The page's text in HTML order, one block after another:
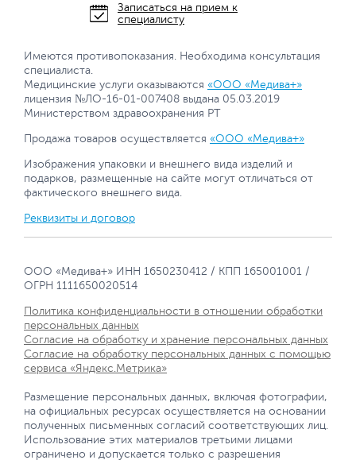
Записаться на прием к
специалисту
Имеются противопоказания. Необходима консультация
специалиста.
Медицинские услуги оказываются «ООО «Медива+»
лицензия №ЛО-16-01-007408 выдана 05.03.2019
Министерством здравоохранения РТ
Продажа товаров осуществляется «ООО «Медива+»
Изображения упаковки и внешнего вида изделий и
подарков, размещенные на сайте могут отличаться от
фактического внешнего вида.
Реквизиты и договор
ООО «Медива+» ИНН 1650230412 / КПП 165001001 /
ОГРН 1111650020514
Политика конфиденциальности в отношении обработки
персональных данных
Согласие на обработку и хранение персональных данных
Согласие на обработку персональных данных с помощью
сервиса «Яндекс.Метрика»
Размещение персональных данных, включая фотографии,
на официальных ресурсах осуществляется на основании
полученных письменных согласий соответствующих лиц.
Использование этих материалов третьими лицами
ограничено и допускается только с разрешения